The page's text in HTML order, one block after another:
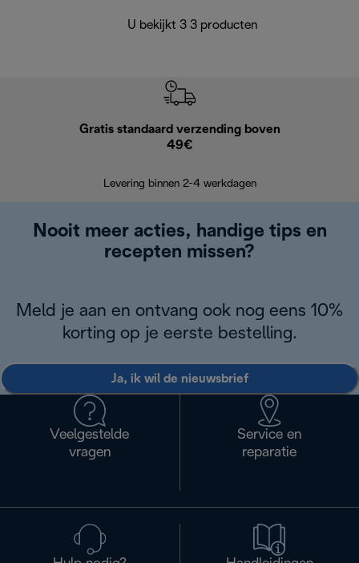
U bekijkt 3 3 producten
Gratis standaard verzending boven
49€
Levering binnen 2-4 werkdagen
Nooit meer acties, handige tips en
recepten missen?
Meld je aan en ontvang ook nog eens 10%
korting op je eerste bestelling.
Ja, ik wil de nieuwsbrief
Veelgestelde
vragen
Service en
reparatie